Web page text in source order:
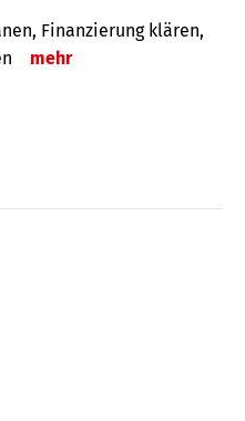
Finanzierung klären,
mehr